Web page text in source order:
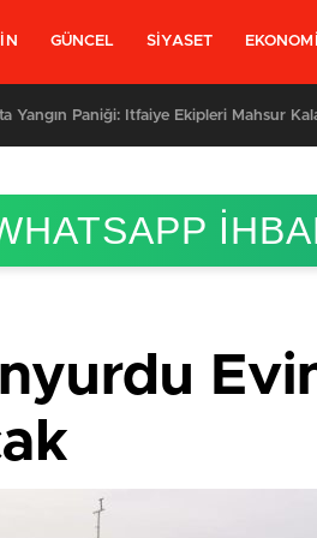
GÜNCEL SİYASET EKONOMİ
Yangın Paniği: İtfaiye Ekipleri Mahsur